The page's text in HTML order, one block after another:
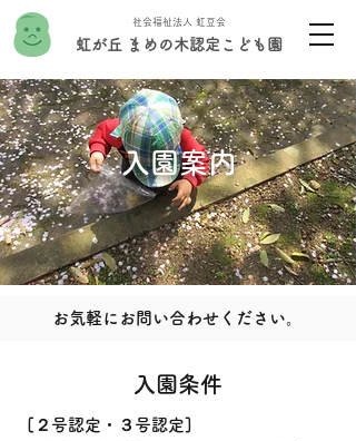
社会福祉法人 虹豆会
虹が丘 まめの木認定こども園
入園案内
お気軽にお問い合わせください。
入園条件
[２号認定・３号認定]